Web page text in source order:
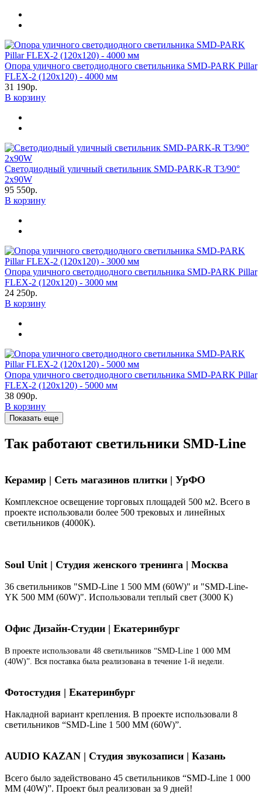
Опора уличного светодиодного светильника SMD-PARK Pillar
FLEX-2 (120х120) - 4000 мм
31 190р.
В корзину
Светодиодный уличный светильник SMD-PARK-R T3/90°
2х90W
95 550р.
В корзину
Опора уличного светодиодного светильника SMD-PARK Pillar
FLEX-2 (120х120) - 3000 мм
24 250р.
В корзину
Опора уличного светодиодного светильника SMD-PARK Pillar
FLEX-2 (120х120) - 5000 мм
38 090р.
В корзину
Показать еще
Так работают светильники SMD-Line
Керамир | Сеть магазинов плитки | УрФО
Комплексное освещение торговых площадей 500 м2. Всего в
проекте использовали более 500 трековых и линейных
светильников (4000К).
Soul Unit | Студия женского тренинга | Москва
36 светильников "SMD-Line 1 500 ММ (60W)" и "SMD-Line-
YK 500 ММ (60W)". Использовали теплый свет (3000 К)
Офис Дизайн-Студии | Екатеринбург
В проекте использовали 48 светильников “SMD-Line 1 000 ММ
(40W)”. Вся поставка была реализована в течение 1-й недели.
Фотостудия | Екатеринбург
Накладной вариант крепления. В проекте использовали 8
светильников “SMD-Line 1 500 ММ (60W)”.
AUDIO KAZAN | Студия звукозаписи | Казань
Всего было задействовано 45 светильников “SMD-Line 1 000
ММ (40W)”. Проект был реализован за 9 дней!